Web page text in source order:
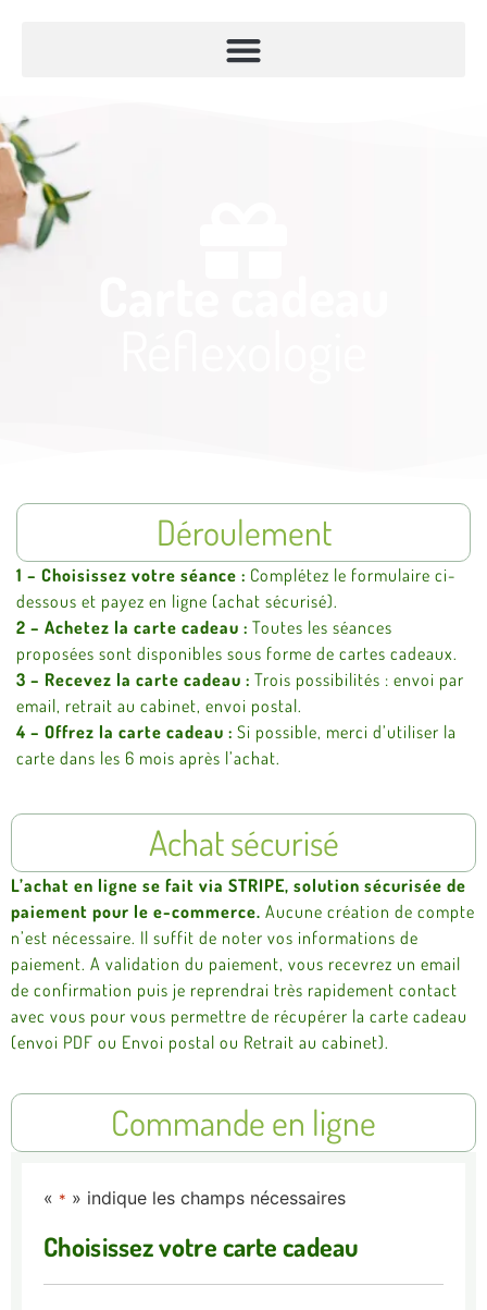
Déroulement
1 – Choisissez votre séance : Complétez le formulaire ci-
dessous et payez en ligne (achat sécurisé).
2 – Achetez la carte cadeau : Toutes les séances
proposées sont disponibles sous forme de cartes cadeaux.
3 – Recevez la carte cadeau : Trois possibilités : envoi par
email, retrait au cabinet, envoi postal.
4 – Offrez la carte cadeau : Si possible, merci d’utiliser la
carte dans les 6 mois après l’achat.
Achat sécurisé
L’achat en ligne se fait via STRIPE, solution sécurisée de
paiement pour le e-commerce. Aucune création de compte
n’est nécessaire. Il suffit de noter vos informations de
paiement. A validation du paiement, vous recevrez un email
de confirmation puis je reprendrai très rapidement contact
avec vous pour vous permettre de récupérer la carte cadeau
(envoi PDF ou Envoi postal ou Retrait au cabinet).
Commande en ligne
« * » indique les champs nécessaires
Choisissez votre carte cadeau